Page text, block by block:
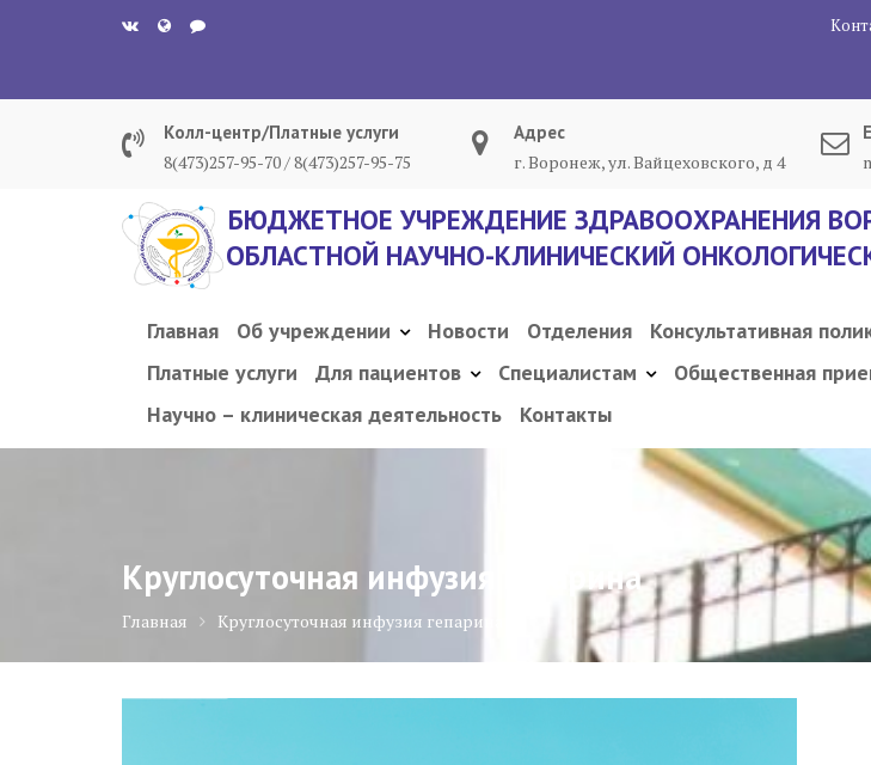
Колл-центр/Платные услуги
8(473)257-95-70 / 8(473)257-95-75
Адрес
г. Воронеж, ул. Вайцеховского, д 4
БЮДЖЕТНОЕ УЧРЕЖДЕНИЕ ЗДРАВООХРАНЕНИЯ
ОБЛАСТНОЙ НАУЧНО-КЛИНИЧЕСКИЙ
Главная Об учреждении Новости Отделения Консультативная
Платные услуги
Для пациентов Специалистам Общественная
Научно – клиническая деятельность
Контакты
Круглосуточная инфузия гепарина
Главная Круглосуточная инфузия гепарина